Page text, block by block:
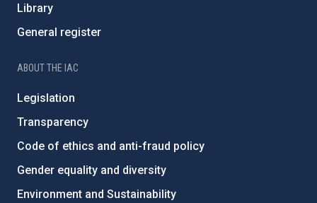
Library
General register
ABOUT THE IAC
Legislation
Transparency
Code of ethics and anti-fraud policy
Gender equality and diversity
Environment and Sustainability